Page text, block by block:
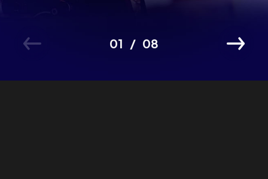
01 08